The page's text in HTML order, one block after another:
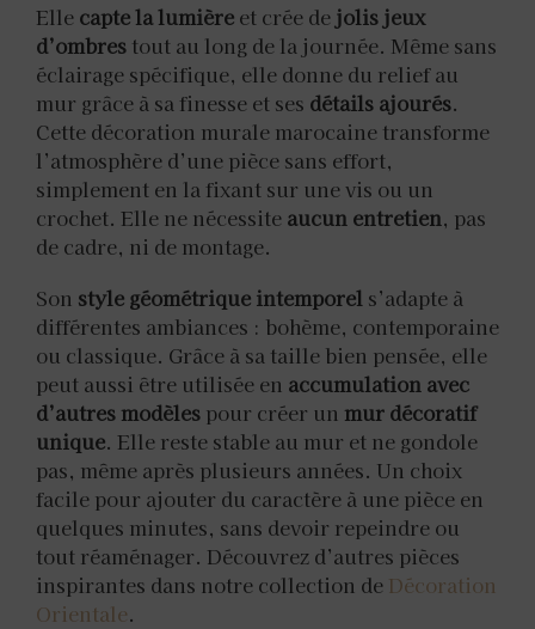
Elle capte la lumière et crée de jolis jeux
d’ombres tout au long de la journée. Même sans
éclairage spécifique, elle donne du relief au
mur grâce à sa finesse et ses détails ajourés.
Cette décoration murale marocaine transforme
l’atmosphère d’une pièce sans effort,
simplement en la fixant sur une vis ou un
crochet. Elle ne nécessite aucun entretien, pas
de cadre, ni de montage.
Son style géométrique intemporel s’adapte à
différentes ambiances : bohème, contemporaine
ou classique. Grâce à sa taille bien pensée, elle
peut aussi être utilisée en accumulation avec
d’autres modèles pour créer un mur décoratif
unique. Elle reste stable au mur et ne gondole
pas, même après plusieurs années. Un choix
facile pour ajouter du caractère à une pièce en
quelques minutes, sans devoir repeindre ou
tout réaménager. Découvrez d’autres pièces
inspirantes dans notre collection de Décoration
Orientale.